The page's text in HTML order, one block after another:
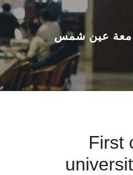
عن الجامعة
القطاعـات
الشئون الأكاديمية
البحث العلمي
عين شمس
First